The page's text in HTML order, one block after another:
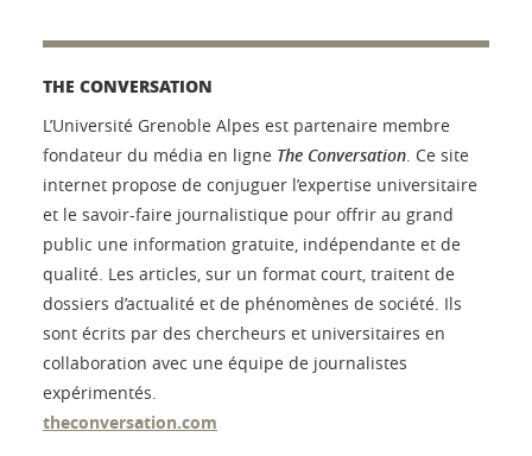
THE CONVERSATION
L’Université Grenoble Alpes est partenaire membre
fondateur du média en ligne The Conversation. Ce site
internet propose de conjuguer l’expertise universitaire
et le savoir-faire journalistique pour offrir au grand
public une information gratuite, indépendante et de
qualité. Les articles, sur un format court, traitent de
dossiers d’actualité et de phénomènes de société. Ils
sont écrits par des chercheurs et universitaires en
collaboration avec une équipe de journalistes
expérimentés.
theconversation.com